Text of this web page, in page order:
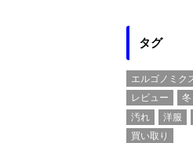
タグ
エルゴノミク
レビュー
冬
汚れ
洋服
買い取り